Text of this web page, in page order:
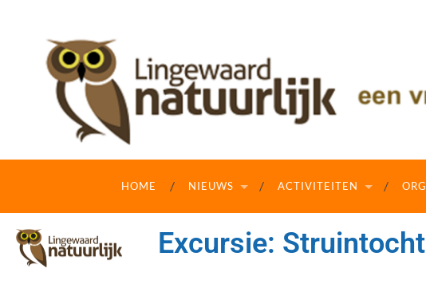
HOME NIEUWS ACTIVITEITEN
Excursie: